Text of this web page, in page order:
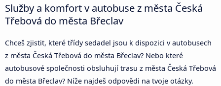
Služby a komfort v autobuse z města Česká
Třebová do města Břeclav
Chceš zjistit, které třídy sedadel jsou k dispozici v autobusech
z města Česká Třebová do města Břeclav? Nebo které
autobusové společnosti obsluhují trasu z města Česká Třebová
do města Břeclav? Níže najdeš odpovědi na tvoje otázky.